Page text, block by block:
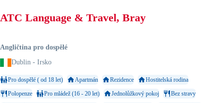
ATC Language & Travel, Bray
Angličtina pro dospělé
Dublin - Irsko
Pro dospělé ( od 18 let) Apartmán Rezidence
Hostitelská rodina
Polopenze
Pro mládež (16 - 20 let) Jednolůžkový pokoj
Bez stravy